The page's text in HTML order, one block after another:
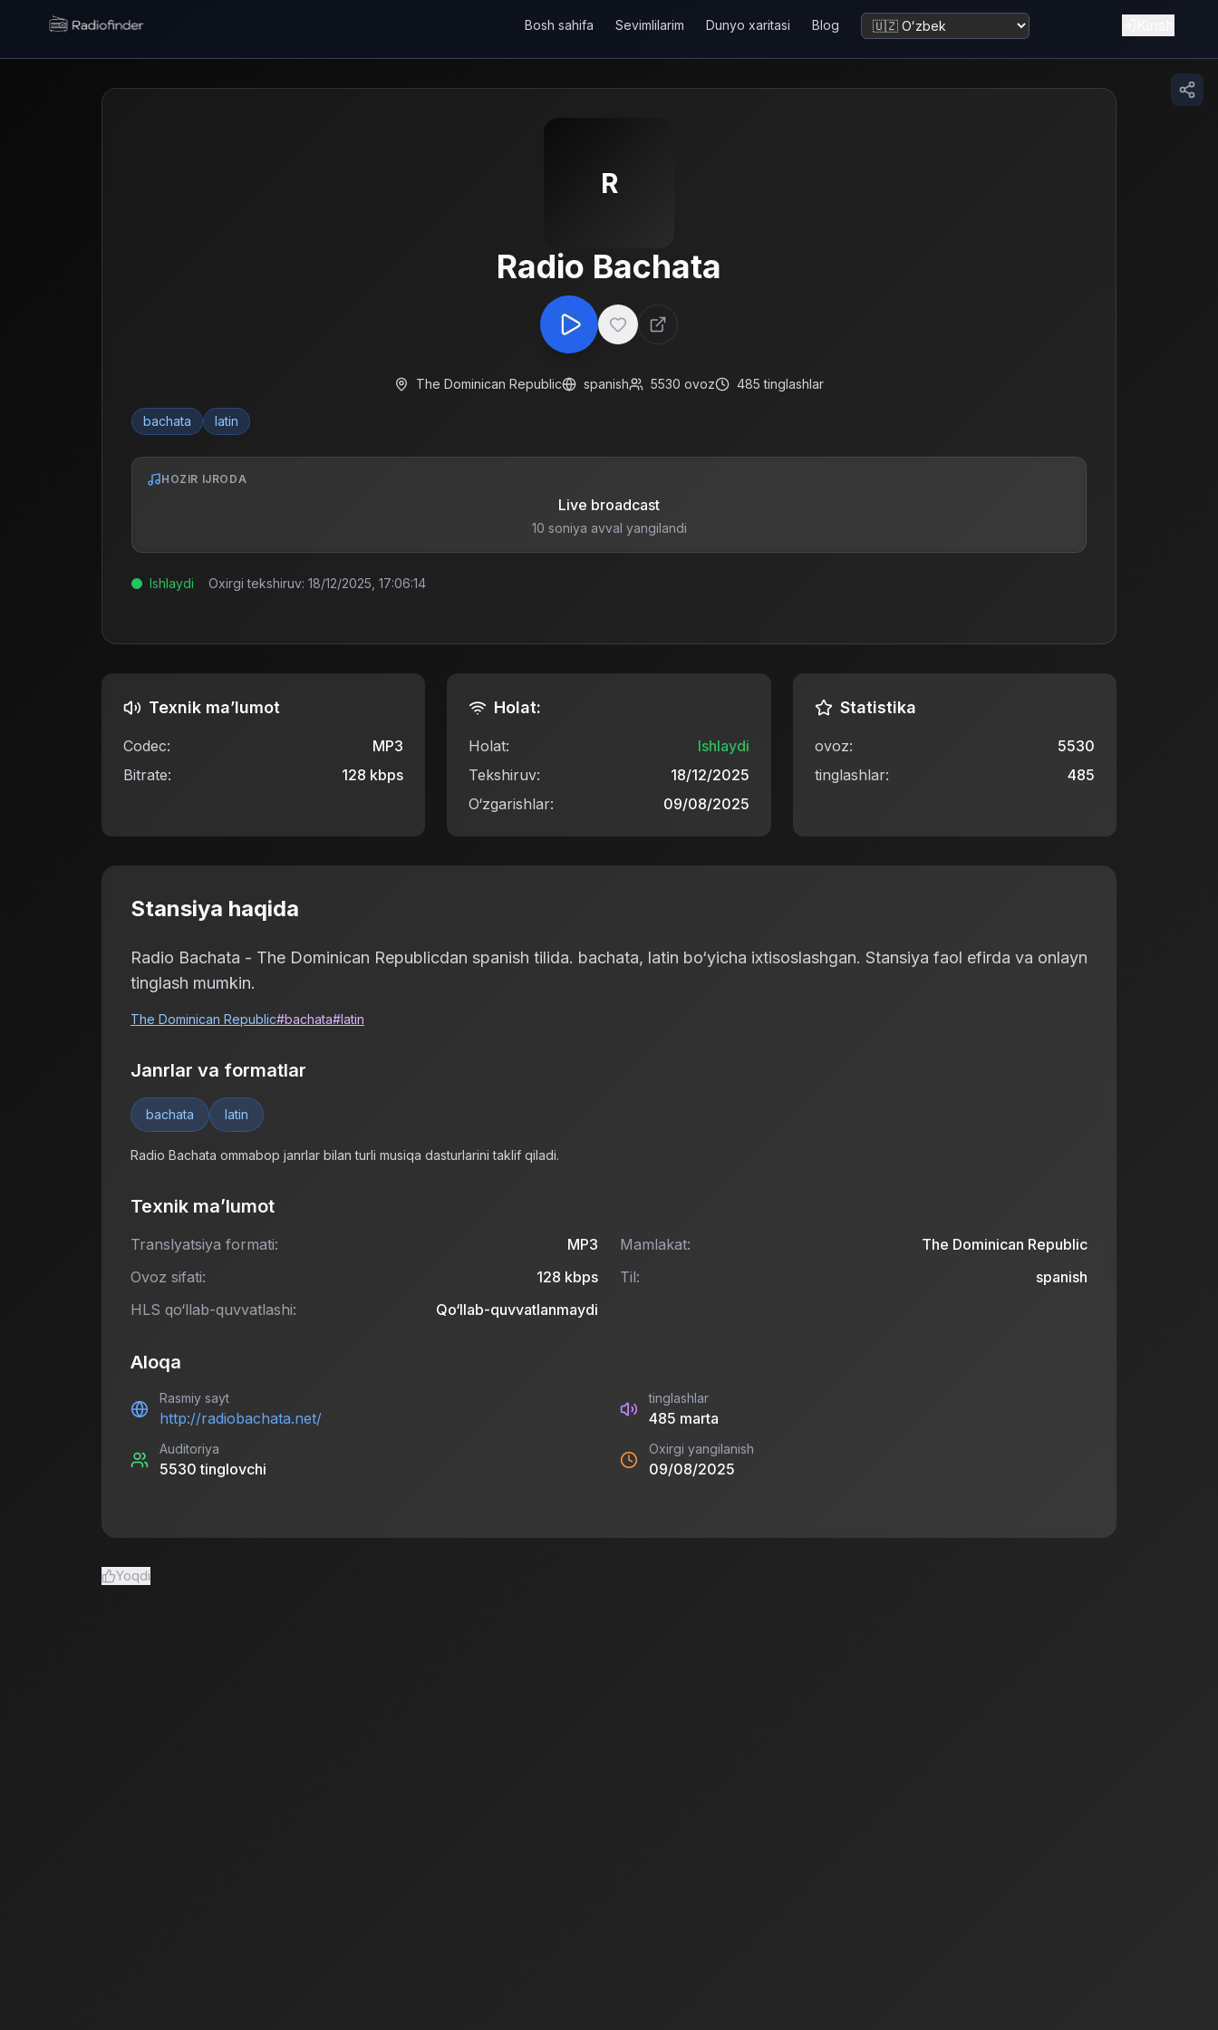
Radiofinder home
Bosh sahifa Sevimlilarim Dunyo xaritasi Blog Tilni o‘zgartirish
R
Radio Bachata
The Dominican Republic spanish 5530 ovoz 485 tinglashlar
bachata latin
HOZIR IJRODA
Live broadcast
15 soniya avval yangilandi
Ishlaydi Oxirgi tekshiruv: 18/12/2025, 17:06:14
Texnik ma’lumot
Codec:
MP3
Bitrate:
128 kbps
Holat:
Holat:
Ishlaydi
Tekshiruv:
18/12/2025
O‘zgarishlar:
09/08/2025
Statistika
ovoz:
5530
tinglashlar: 485
Stansiya haqida
Radio Bachata - The Dominican Republicdan spanish tilida. bachata, latin bo‘yicha ixtisoslashgan. Stansiya faol efirda va onlayn
tinglash mumkin.
The Dominican Republic#bachata#latin
Janrlar va formatlar
bachata latin
Radio Bachata ommabop janrlar bilan turli musiqa dasturlarini taklif qiladi.
Texnik ma’lumot
Translyatsiya formati:
MP3
Ovoz sifati:
128 kbps
HLS qo‘llab-quvvatlashi:
Qo‘llab-quvvatlanmaydi
Mamlakat:
The Dominican Republic
Til:
spanish
Aloqa
Rasmiy sayt
http://radiobachata.net/
Auditoriya
5530 tinglovchi
tinglashlar
485 marta
Oxirgi yangilanish
09/08/2025
Yoqdi